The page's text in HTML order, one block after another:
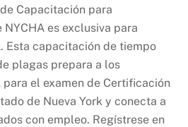
Capacitación para
NYCHA es exclusiva para
Esta capacitación de tiempo
plagas prepara a los
para el examen de Certificación
de Nueva York y conecta a
con empleo. Regístrese en